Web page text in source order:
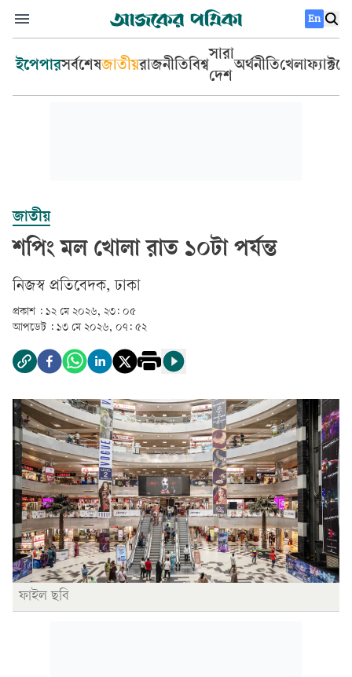
En
ইপেপারসর্বশেষজাতীয়রাজনীতিবিশ্ব
সারা
দেশ
অর্থনীতিখেলা
জাতীয়
শপিং মল খোলা রাত ১০টা পর্যন্ত
‎নিজস্ব প্রতিবেদক, ঢাকা‎
প্রকাশ : ১২ মে ২০২৬, ২৩: ০৫
আপডেট : ১৩ মে ২০২৬, ০৭: ৫২
ফাইল ছবি